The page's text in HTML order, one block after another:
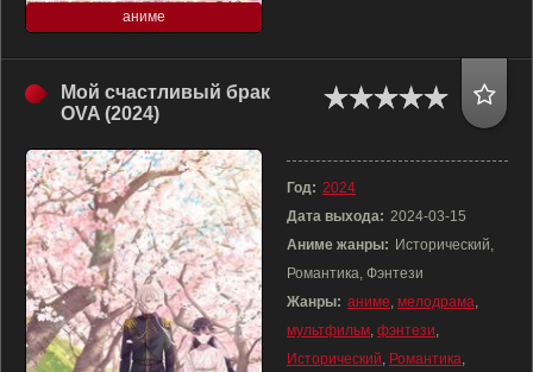
аниме
Мой счастливый брак
OVA (2024)
Год: 2024
Дата выхода: 2024-03-15
Аниме жанры: Исторический,
Романтика, Фэнтези
Жанры: аниме, мелодрама,
мультфильм, фэнтези,
Исторический, Романтика,